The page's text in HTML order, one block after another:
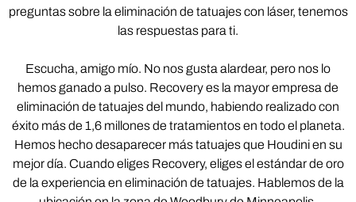
preguntas sobre la eliminación de tatuajes con láser, tenemos
las respuestas para ti.
Escucha, amigo mío. No nos gusta alardear, pero nos lo
hemos ganado a pulso. Recovery es la mayor empresa de
eliminación de tatuajes del mundo, habiendo realizado con
éxito más de 1,6 millones de tratamientos en todo el planeta.
Hemos hecho desaparecer más tatuajes que Houdini en su
mejor día. Cuando eliges Recovery, eliges el estándar de oro
de la experiencia en eliminación de tatuajes. Hablemos de la